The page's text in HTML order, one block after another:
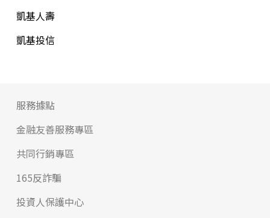
凱基人壽
凱基投信
服務據點
金融友善服務專區
共同行銷專區
165反詐騙
投資人保護中心